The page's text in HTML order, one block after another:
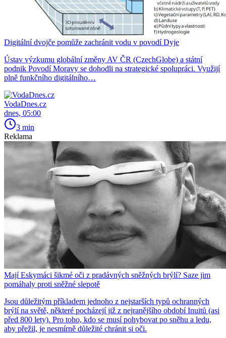
Digitální dvojče pomůže zachránit vodu v povodí Dyje
Ústav výzkumu globální změny AV ČR (CzechGlobe) a státní
podnik Povodí Moravy se dohodli na strategické spolupráci. Využijí
plně funkčního digitálního…
VodaDnes.cz
dnes, 05:00
3 min
Reklama
Mají Eskymáci šikmé oči z pradávných sněžných brýlí? Saze jim
pomáhaly proti sněžné slepotě
Jsou důležitým příkladem jednoho z nejstarších typů ochranných
brýlí na světě, některé pocházejí již z nejranějšího období Inuitů (asi
před 800 lety). Pro toho, kdo se musí pohybovat po sněhu a ledu,
aby přežil, je nesmírně důležité chránit si oči.